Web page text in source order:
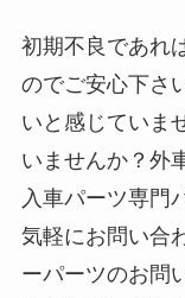
初期不良であれ
のでご安心下さ
いと感じていま
いませんか？外
入車パーツ専門
気軽にお問い合
ーパーツのお問